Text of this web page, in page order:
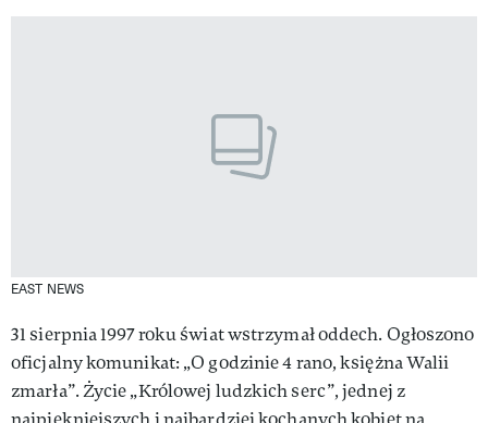
EAST NEWS
31 sierpnia 1997 roku świat wstrzymał oddech. Ogłoszono
oficjalny komunikat: „O godzinie 4 rano, księżna Walii
zmarła”. Życie „Królowej ludzkich serc”, jednej z